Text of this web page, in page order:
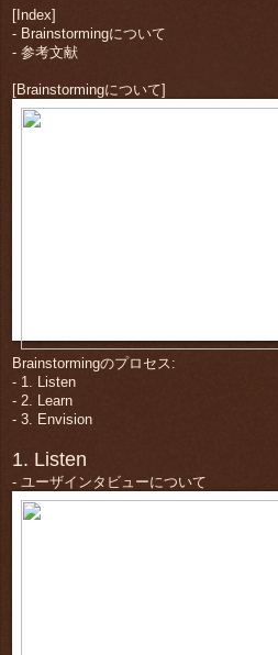
[Index]
- Brainstormingについて
- 参考文献
[Brainstormingについて]
Brainstormingのプロセス:
- 1. Listen
- 2. Learn
- 3. Envision
1. Listen
- ユーザインタビューについて